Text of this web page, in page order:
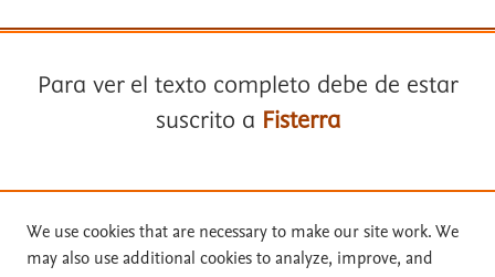
Términos y condiciones
Política de privacidad
Para ver el texto completo debe de estar
suscrito a Fisterra
We use cookies that are necessary to make our site work. We
may also use additional cookies to analyze, improve, and